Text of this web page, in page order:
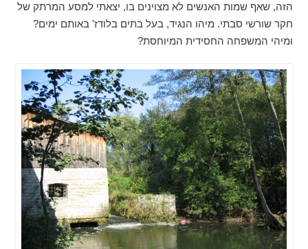
הזה, שאף שמות האנשים לא מצוינים בו, יצאתי למסע המרתק של
חקר שורשי סבתי. מיהו הנגיד, בעל בתים בלודז' באותם ימים?
ומיהי המשפחה החסידית המיוחסת?